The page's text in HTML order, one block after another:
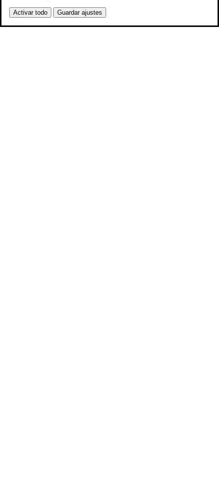
Activar todo Guardar ajustes